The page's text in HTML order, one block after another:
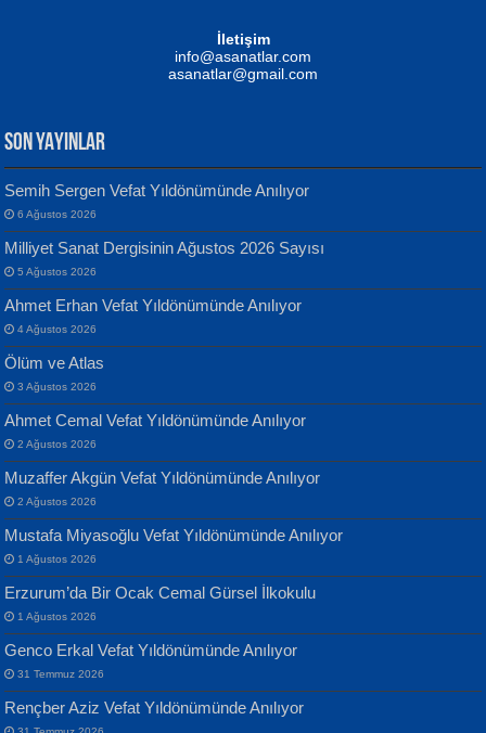
MUSTAFA KELOĞLU
Yarına İz Bırakmak...
ATİLLA ÖZEN
Sultan Olmadan Önce Eyüp...
EKREM KARABABA
Yılmaz Ekinci
Geceye Söylenen...
Banu Sancak
Defterimden İçeri...
İsmail Aydos
İnkisar...
İletişim
info@asanatlar.com
asanatlar@gmail.com
SON YAYINLAR
Semih Sergen Vefat Yıldönümünde Anılıyor
6 Ağustos 2026
Milliyet Sanat Dergisinin Ağustos 2026 Sayısı
5 Ağustos 2026
Ahmet Erhan Vefat Yıldönümünde Anılıyor
4 Ağustos 2026
Ölüm ve Atlas
3 Ağustos 2026
Ahmet Cemal Vefat Yıldönümünde Anılıyor
2 Ağustos 2026
Muzaffer Akgün Vefat Yıldönümünde Anılıyor
2 Ağustos 2026
Mustafa Miyasoğlu Vefat Yıldönümünde Anılıyor
1 Ağustos 2026
Erzurum’da Bir Ocak Cemal Gürsel İlkokulu
1 Ağustos 2026
Genco Erkal Vefat Yıldönümünde Anılıyor
31 Temmuz 2026
Rençber Aziz Vefat Yıldönümünde Anılıyor